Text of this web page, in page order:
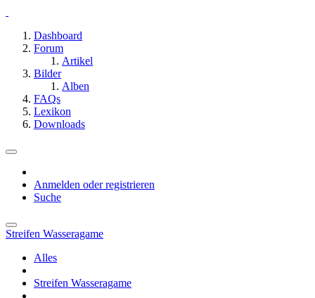
Dashboard
Forum
Artikel
Bilder
Alben
FAQs
Lexikon
Downloads
Anmelden oder registrieren
Suche
Streifen Wasseragame
Alles
Streifen Wasseragame